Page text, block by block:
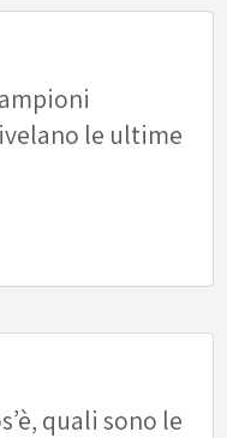
le ultime
quali sono le